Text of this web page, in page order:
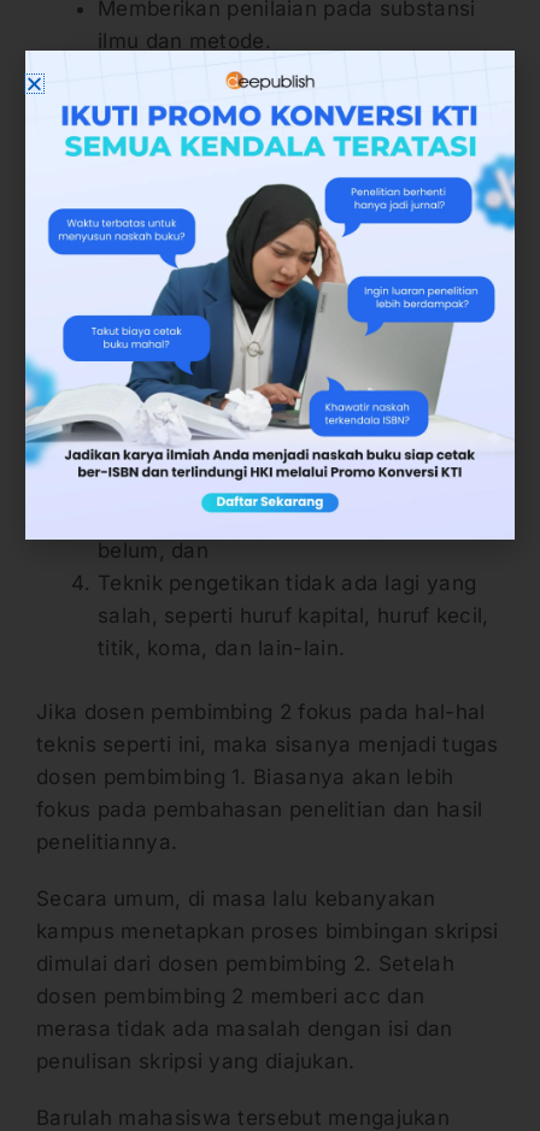
Memberikan penilaian pada substansi
ilmu dan metode.
Memberikan rekomendasi peringatan,
sanksi akademik yang bersifat mendidik
pada mahasiswa jika diperlukan.
Secara mendasar, perbedaan dosen
pembimbing 1 dan 2 dalam mendampingi
penyusunan skripsi adalah pada fokus utama
isi skripsi yang dikoreksi. Dosen pembimbing 2
fokus pada hal-hal teknis. Misalnya pada:
Teknik penulisan proposal dan penulisan
laporan hasil penelitian,
Penggunaan bahasa Indonesia yang
baik dan benar,
Sistematika penulisan sudah tepat atau
belum, dan
Teknik pengetikan tidak ada lagi yang
salah, seperti huruf kapital, huruf kecil,
titik, koma, dan lain-lain.
Jika dosen pembimbing 2 fokus pada hal-hal
teknis seperti ini, maka sisanya menjadi tugas
dosen pembimbing 1. Biasanya akan lebih
fokus pada pembahasan penelitian dan hasil
penelitiannya.
Secara umum, di masa lalu kebanyakan
kampus menetapkan proses bimbingan skripsi
dimulai dari dosen pembimbing 2. Setelah
dosen pembimbing 2 memberi acc dan
merasa tidak ada masalah dengan isi dan
penulisan skripsi yang diajukan.
Barulah mahasiswa tersebut mengajukan